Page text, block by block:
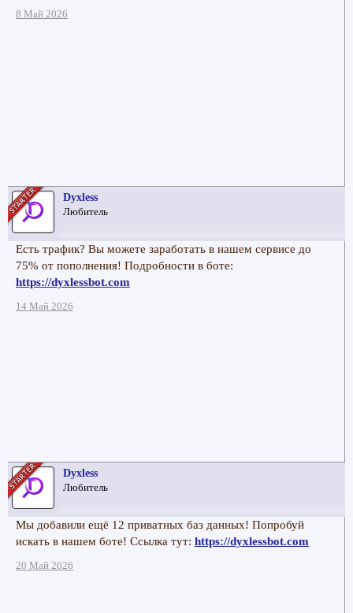
8 Май 2026
Dyxless
Любитель
Есть трафик? Вы можете заработать в нашем сервисе до
75% от пополнения! Подробности в боте:
https://dyxlessbot.com
14 Май 2026
Dyxless
Любитель
Мы добавили ещё 12 приватных баз данных! Попробуй
искать в нашем боте! Ссылка тут: https://dyxlessbot.com
20 Май 2026